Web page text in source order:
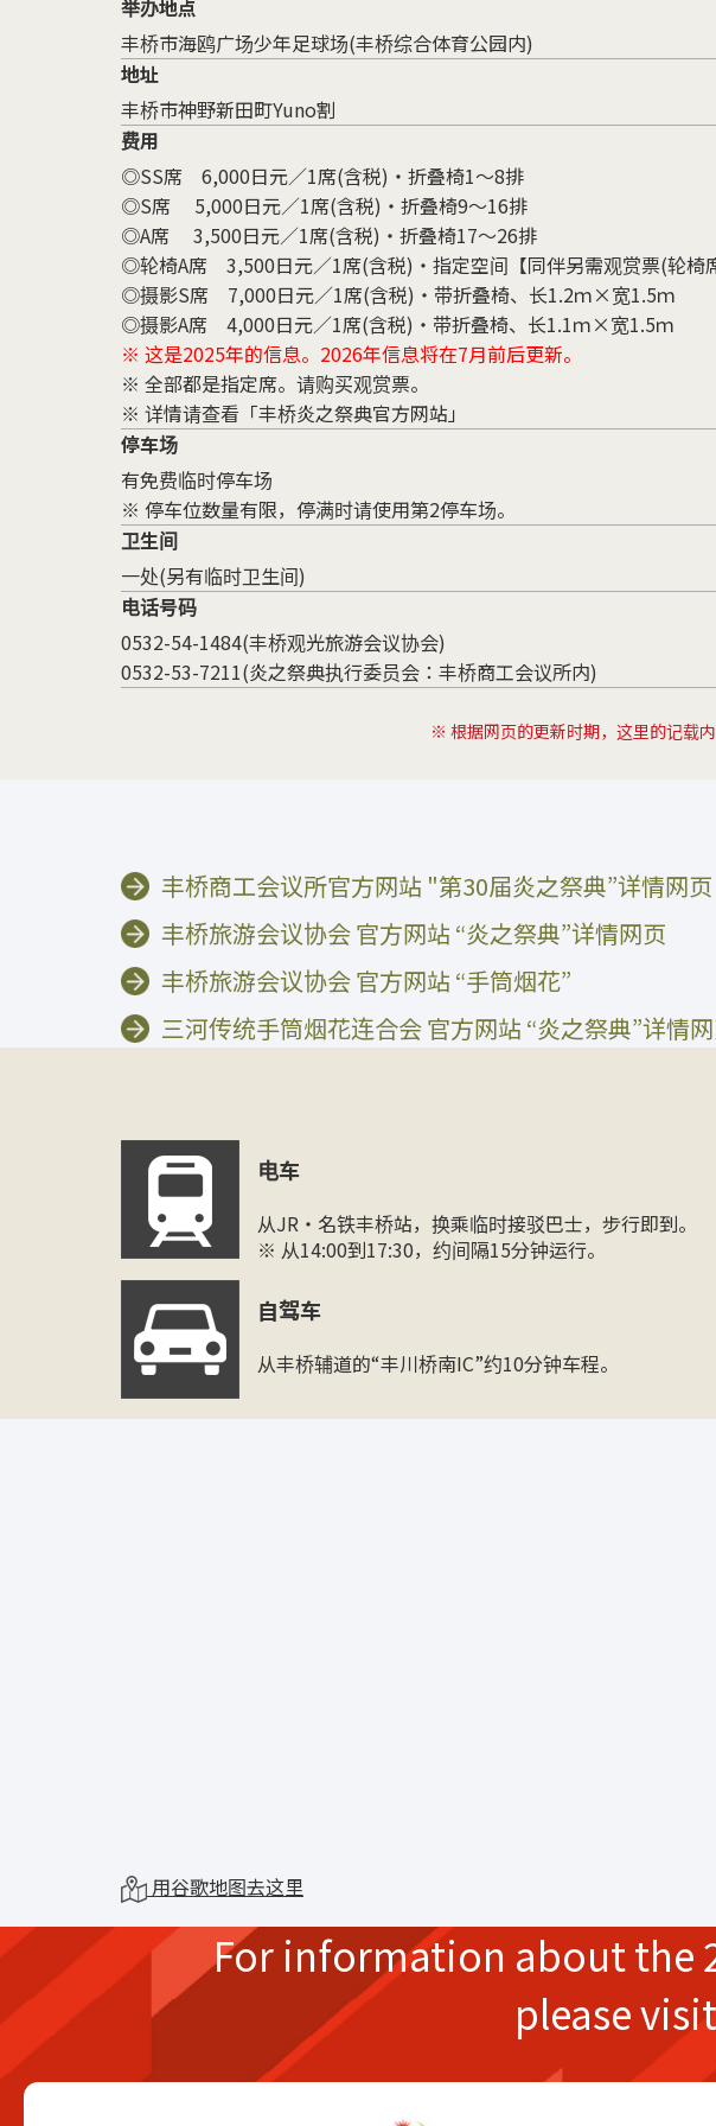
举办地点
丰桥市海鸥广场少年足球场(丰桥综合体育公园内)
地址
丰桥市神野新田町Yuno割
费用
◎SS席 6,000日元／1席(含税)・折叠椅1～8排
◎S席 5,000日元／1席(含税)・折叠椅9～16排
◎A席 3,500日元／1席(含税)・折叠椅17～26排
◎轮椅A席 3,500日元／1席(含税)・指定空间【同伴另需观赏票(轮椅
◎摄影S席 7,000日元／1席(含税)・带折叠椅、长1.2ｍ×宽1.5ｍ
◎摄影A席 4,000日元／1席(含税)・带折叠椅、长1.1ｍ×宽1.5ｍ
※ 这是2025年的信息。2026年信息将在7月前后更新。
※ 全部都是指定席。请购买观赏票。
※ 详情请查看「丰桥炎之祭典官方网站 」
停车场
有免费临时停车场
※ 停车位数量有限，停满时请使用第2停车场。
卫生间
一处(另有临时卫生间)
电话号码
0532-54-1484(丰桥观光旅游会议协会)
0532-53-7211(炎之祭典执行委员会：丰桥商工会议所内)
※ 根据网页的更新时期，这里的记载
丰桥商工会议所官方网站 "第30届炎之祭典”详情网页
丰桥旅游会议协会 官方网站 “炎之祭典”详情网页
丰桥旅游会议协会 官方网站 “手筒烟花”
三河传统手筒烟花连合会 官方网站 “炎之祭典”详情
电车
从JR・名铁丰桥站，换乘临时接驳巴士，步行即到。
※ 从14:00到17:30，约间隔15分钟运行。
自驾车
从丰桥辅道的“丰川桥南IC”约10分钟车程。
用谷歌地图去这里
For information about the
please